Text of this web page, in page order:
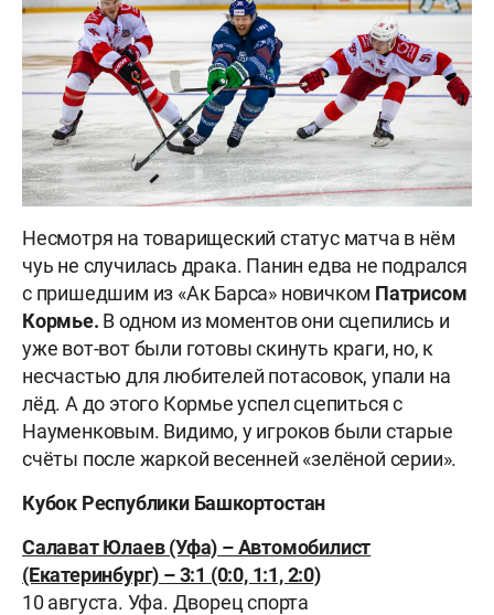
Несмотря на товарищеский статус матча в нём
чуь не случилась драка. Панин едва не подрался
с пришедшим из «Ак Барса» новичком Патрисом
Кормье. В одном из моментов они сцепились и
уже вот-вот были готовы скинуть краги, но, к
несчастью для любителей потасовок, упали на
лёд. А до этого Кормье успел сцепиться с
Науменковым. Видимо, у игроков были старые
счёты после жаркой весенней «зелёной серии».
Кубок Республики Башкортостан
Салават Юлаев (Уфа) – Автомобилист
(Екатеринбург) – 3:1 (0:0, 1:1, 2:0)
10 августа. Уфа. Дворец спорта